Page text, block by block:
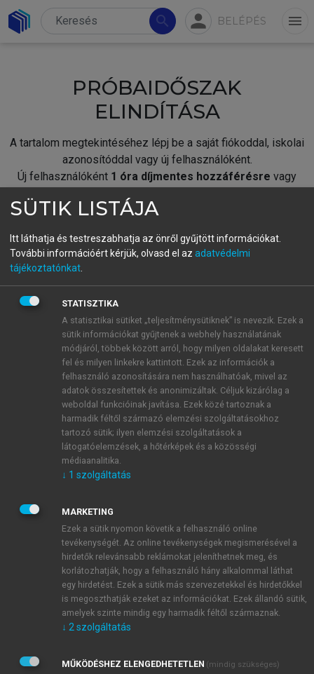
search person BELÉPÉS menu
PRÓBAIDŐSZAK
ELINDÍTÁSA
A tartalom megtekintéséhez lépj be a saját fiókoddal, iskolai
azonosítóddal vagy új felhasználóként.
Új felhasználóként 1 óra díjmentes hozzáférésre vagy
fiókoddal,vagy hozz létre új fiókot.
A regisztráció után apróbaidőszakautomatikusan
BELÉPÉS SAJÁT FIÓKKAL
ÚJ FIÓK LÉTREHOZÁSA
1 óra díjmentes hozzáférés
E-MAIL-CÍM
JELSZÓ
JELSZÓ ÚJRA
Kérek értesítést a MeRSZ újdonságairól, akcióiról.
Kérek értesítést az Akadémiai Kiadó Zrt. újdonságairól,
Adatkezelési tájékoztatóbanfoglaltakat tudomásul
SÜTIK LISTÁJA
Itt láthatja és testreszabhatja az önről gyűjtött információkat.
További információért kérjük, olvasd el az adatvédelmi
tájékoztatónkat
STATISZTIKA
A statisztikai sütiket „teljesítménysütiknek” is nevezik. Ezek a
sütik információkat gyűjtenek a webhely használatának
módjáról, többek között arról, hogy milyen oldalakat keresett
fel és milyen linkekre kattintott. Ezek az információk a
felhasználó azonosítására nem használhatóak, mivel az
adatok összesítettek és anonimizáltak. Céljuk kizárólag a
weboldal funkcióinak javítása. Ezek közé tartoznak a
harmadik féltől származó elemzési szolgáltatásokhoz
tartozó sütik; ilyen elemzési szolgáltatások a
látogatóelemzések, a hőtérképek és a közösségi
médiaanalitika.
↓ 1 szolgáltatás
MARKETING
Ezek a sütik nyomon követik a felhasználó online
tevékenységét. Az online tevékenységek megismerésével a
hirdetők relevánsabb reklámokat jeleníthetnek meg, és
korlátozhatják, hogy a felhasználó hány alkalommal láthat
egy hirdetést. Ezek a sütik más szervezetekkel és hirdetőkkel
is megoszthatják ezeket az információkat. Ezek állandó sütik,
amelyek szinte mindig egy harmadik féltől származnak.
↓ 2 szolgáltatás
MŰKÖDÉSHEZ ELENGEDHETETLEN (mindig szükséges)